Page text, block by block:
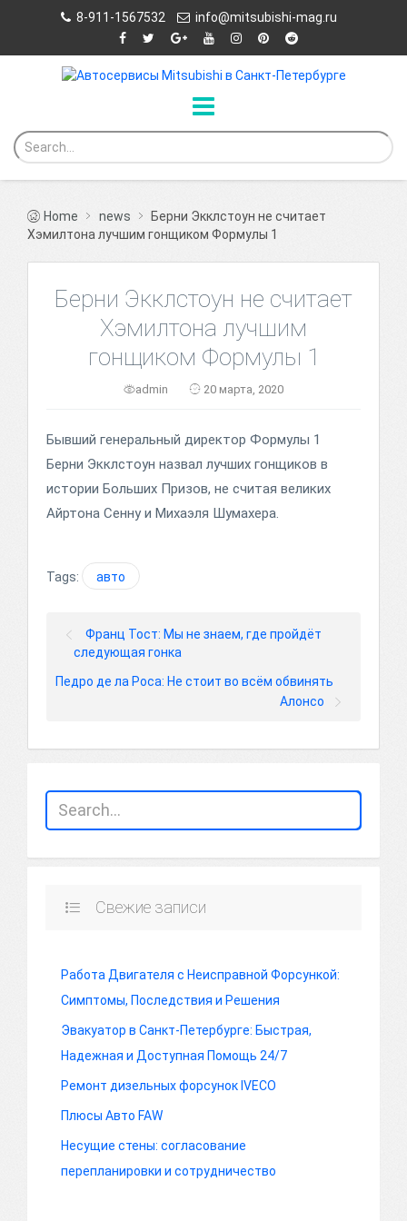
8-911-1567532 info@mitsubishi-mag.ru
Home news
Берни Экклстоун не считает
Хэмилтона лучшим гонщиком Формулы 1
Берни Экклстоун не считает
Хэмилтона лучшим
гонщиком Формулы 1
admin 20 марта, 2020
Бывший генеральный директор Формулы 1
Берни Экклстоун назвал лучших гонщиков в
истории Больших Призов, не считая великих
Айртона Сенну и Михаэля Шумахера.
Tags: авто
Франц Тост: Мы не знаем, где пройдёт
следующая гонка
Педро де ла Роса: Не стоит во всём обвинять
Алонсо
Свежие записи
Работа Двигателя с Неисправной Форсункой:
Симптомы, Последствия и Решения
Эвакуатор в Санкт-Петербурге: Быстрая,
Надежная и Доступная Помощь 24/7
Ремонт дизельных форсунок IVECO
Плюсы Авто FAW
Несущие стены: согласование
перепланировки и сотрудничество